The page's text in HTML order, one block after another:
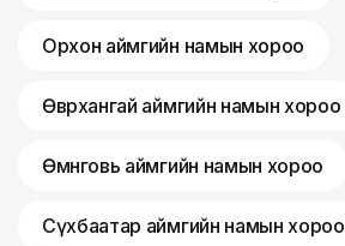
Орхон аймгийн намын хороо
Өвөрхангай аймгийн намын хороо
Өмнөговь аймгийн намын хороо
Сүхбаатар аймгийн намын хороо